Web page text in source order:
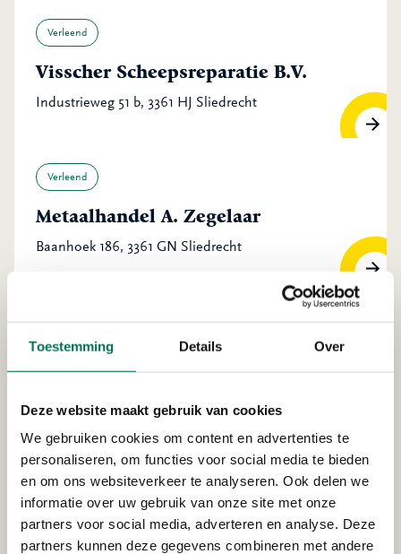
Toestemming Details Over
Deze website maakt gebruik van cookies
We gebruiken cookies om content en advertenties te
personaliseren, om functies voor social media te bieden
en om ons websiteverkeer te analyseren. Ook delen we
informatie over uw gebruik van onze site met onze
partners voor social media, adverteren en analyse. Deze
partners kunnen deze gegevens combineren met andere
Verleend
Visscher Scheepsreparatie B.V.
Industrieweg 51 b, 3361 HJ Sliedrecht
Verleend
Metaalhandel A. Zegelaar
Baanhoek 186, 3361 GN Sliedrecht
Verleend
Baggerbedrijf de Boer B.V.
Verleend
Holding A. Baars Azn B.V.
Rivierdijk 262, 3361 AV Sliedrecht